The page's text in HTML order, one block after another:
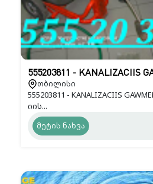
555203811 - KANALIZACIIS
თბილისი
555203811 - KANALIZACIIS
იის...
მეტის ნახვა